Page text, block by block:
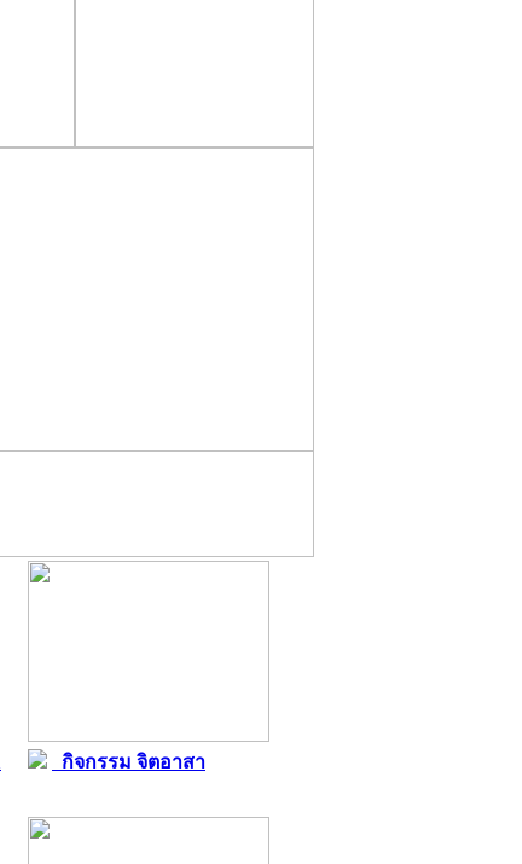
กิจกรรม จิตอาสา